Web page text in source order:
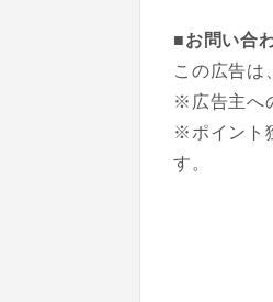
■お問い合
この広告は
※広告主へ
※ポイント
す。